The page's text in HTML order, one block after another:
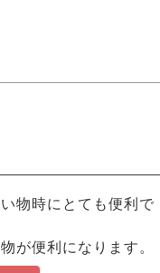
物時にとても便利で
が便利になります。